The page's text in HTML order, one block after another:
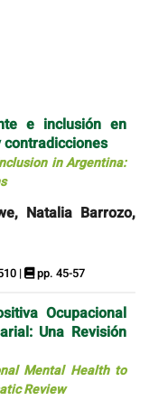
e inclusión en
in Argentina:
Natalia Barrozo,
| pp. 45-57
Ocupacional
Una Revisión
Mental Health to
Review